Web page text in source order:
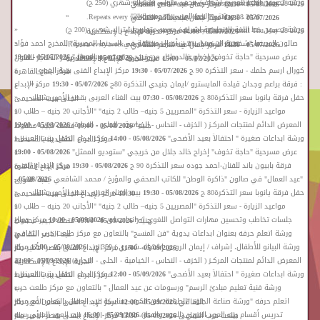
05/07/2026 - 12:30
مركز جمال عبد الناصر الثقافي
»
Repeats every week every Thursday until Thu May 28 2026.
05/07/2026 - 13:30
مركز جمال عبد الناصر الثقافي
»
ورشة تحسين الخط العربي اشراف/ محمد متولي اشتراك شهري (250 ج)
Repeats every week every Thursday until Thu May 28 2026.
05/07/2026 - 14:00
مركز الحرية للإبداع بالإسكندرية
»
ورشتي الخط العربي "مجموعة "2"
Repeats every week every Thursday until Thu May 28 2026.
05/07/2026 - 14:30
مركز جمال عبد الناصر الثقافي
»
«
ورشة تحسين خط اللغة الانجليزية اشراف/ محمد متولي اشتراك شهري (200 ج)
Repeats every week every Thursday until Thu May 28 2026.
05/07/2026 - 15:00
مركز الحرية للإبداع بالإسكندرية
»
«
صالون السينما "شخصية السمسار.. في أجيال مختلفة في السينما المصرية" للمخرج احمد فؤاد
درويش05/07/2026 - 19:00
مركز الهناجر للفنون
»
«
عرض مسرحية "حاجة تخوف" إخراج خالد جلال من خريجي "ستوديو الممثل"05/07/2026 - 19:00
مركز ابداع القاهرة
»
«
كورال ارسم حلمك - سعر التذكرة 90 ج
05/07/2026 - 19:30
مركز الإبداع الفنى بقبة الغورى
»
«
: فرقة براعم وجدان قيادة المايسترو /ايمان جنيدي التذكرة 80ج
05/07/2026 - 19:30
مركز الإبداع
الفنى ببيت السحيمى
»
«
حفل فرقة يانوبا سعر التذكرة80 ج
05/08/2026 - 07:30
بيت الغناء العربى بقصر الأمير بشتاك
»
«
مواعيد الزيارة - سعر التذكرة "المصريين 5 جنيه– طالب 2 جنيه" "الأجانب 20 جنيه – طالب 10
جنيه"05/08/2026 - 09:00
متحف نجيب محفوظ
»
«
المعرض الدائم لمنتجات المركـز ( الخزف - النحاس - الخيامية - الحلى - النجارة)05/08/2026 - 12:00
مركز الحرف التقليدية بالفسطاط
»
«
ورشة ابداعات صغيرة " احتفالاً بعيد الأضحى"05/08/2026 - 14:00
مركز ابداع الطفل ببيت العينى
»
«
عرض مسرحية "حاجة تخوف" إخراج خالد جلال من خريجي "ستوديو الممثل"05/08/2026 - 19:00
مركز ابداع القاهرة
»
«
فرقة بابيون باند للفنان-احمد جوده سعر التذكرة 90 ج
05/08/2026 - 19:30
مركز الإبداع الفنى
بقبة الغورى
»
«
"عيد العمال" في صالون "ذاكرة الوطن" للكاتب الصحفي والمؤرخ / محمد الشافعي
05/08/2026 -
19:30مركز الإبداع الفنى ببيت السحيمى
»
«
حفل فرقة يانوبا سعر التذكرة80 ج
05/08/2026 - 19:30
بيت الغناء العربى بقصر الأمير بشتاك
»
«
مواعيد الزيارة - سعر التذكرة "المصريين 5 جنيه– طالب 2 جنيه" "الأجانب 20 جنيه – طالب 10
جنيه"05/09/2026 - 09:00
متحف نجيب محفوظ
»
«
جلسات تخاطب وتحسين مهارات التواصل اللغوي ا/ راندا عدلى05/09/2026 - 10:00
مركز جمال
عبد الناصر الثقافي
»
«
ورشة اتعلم حرفه بعنوان ابداعات يدوية "فن المنسج" بالتعاون مع مركز طلعت حرب الثقافي
05/09/2026 - 11:00
مركز الإبداع الفنى بقصر الأمير طاز
»
«
ورشة البيانو للأطفال، إشراف / إيمان الروبى إشتراك شهري ) 350 ج( .
05/09/2026 - 12:00
مركز
الحرية للإبداع بالإسكندرية
»
«
المعرض الدائم لمنتجات المركـز ( الخزف - النحاس - الخيامية - الحلى - النجارة)05/09/2026 - 12:00
مركز الحرف التقليدية بالفسطاط
»
«
ورشة ابداعات صغيرة " احتفالاً بعيد الأضحى"05/09/2026 - 12:00
مركز ابداع الطفل ببيت العينى
»
«
ورشة فنية تعليم مبادئ الرسم" ورسومات عن عيد العمال " بالتعاون مع مركز طلعت حرب
الثقافي05/09/2026 - 12:00
مركز الإبداع الفنى بقصر الأمير طاز
»
«
اتعلم حرفه "ورشة صناعة الجلود "الطباعة على الكوب بمناسبة عيد العمال بالتعاون مع مركز
طلعت حرب الثقافي05/09/2026 - 13:30
مركز الإبداع الفنى بقصر الأمير طاز
«
تدريس أقسام بيت العود العربي (العود والساز)05/09/2026 - 16:00
بيت العود العربى ببيت
«